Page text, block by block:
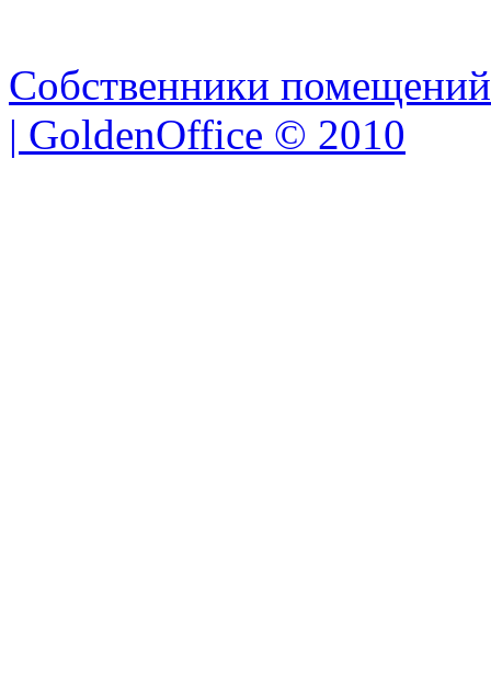
Собственники
| GoldenOffice © 2010